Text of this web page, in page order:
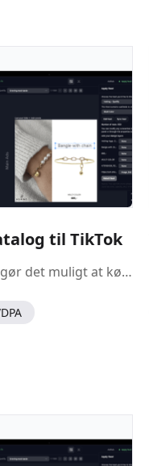
til TikTok
CampaignBuilder gør det muligt at køre dynamiske produktannoncer på TikTok ved at forbinde dit produktfeed direkte til TikTok Ads Manager. Når forbindelsen er oprettet, synkroniseres dine produkter og designs automatisk, så du kan oprette engagerende, personaliserede annoncer uden manuelle uploads.